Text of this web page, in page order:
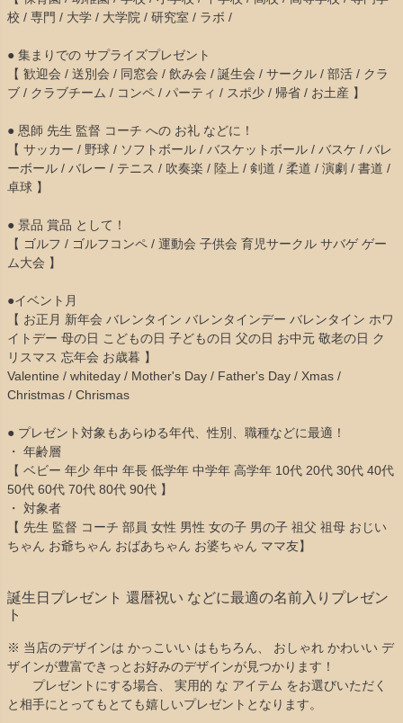
校 / 専門 / 大学 / 大学院 / 研究室 / ラボ /
● 集まりでの サプライズプレゼント
【 歓迎会 / 送別会 / 同窓会 / 飲み会 / 誕生会 / サークル / 部活 / クラ
ブ / クラブチーム / コンペ / パーティ / スポ少 / 帰省 / お土産 】
● 恩師 先生 監督 コーチ への お礼 などに！
【 サッカー / 野球 / ソフトボール / バスケットボール / バスケ / バレ
ーボール / バレー / テニス / 吹奏楽 / 陸上 / 剣道 / 柔道 / 演劇 / 書道 /
卓球 】
● 景品 賞品 として！
【 ゴルフ / ゴルフコンペ / 運動会 子供会 育児サークル サバゲ ゲー
ム大会 】
●イベント月
【 お正月 新年会 バレンタイン バレンタインデー バレンタイン ホワ
イトデー 母の日 こどもの日 子どもの日 父の日 お中元 敬老の日 ク
リスマス 忘年会 お歳暮 】
Valentine / whiteday / Mother's Day / Father's Day / Xmas /
Christmas / Chrismas
● プレゼント対象もあらゆる年代、性別、職種などに最適！
・ 年齢層
【 ベビー 年少 年中 年長 低学年 中学年 高学年 10代 20代 30代 40代
50代 60代 70代 80代 90代 】
・ 対象者
【 先生 監督 コーチ 部員 女性 男性 女の子 男の子 祖父 祖母 おじい
ちゃん お爺ちゃん おばあちゃん お婆ちゃん ママ友】
誕生日プレゼント 還暦祝い などに最適の名前入りプレゼン
ト
※ 当店のデザインは かっこいい はもちろん、 おしゃれ かわいい デ
ザインが豊富できっとお好みのデザインが見つかります！
プレゼントにする場合、 実用的 な アイテム をお選びいただく
と相手にとってもとても嬉しいプレゼントとなります。